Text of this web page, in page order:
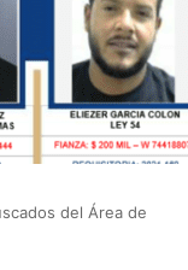
del Área de